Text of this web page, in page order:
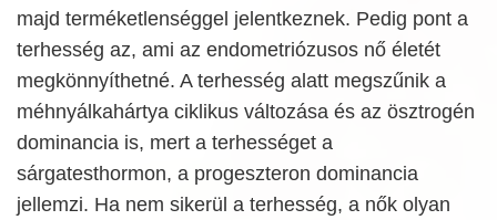
majd terméketlenséggel jelentkeznek. Pedig pont a
terhesség az, ami az endometriózusos nő életét
megkönnyíthetné. A terhesség alatt megszűnik a
méhnyálkahártya ciklikus változása és az ösztrogén
dominancia is, mert a terhességet a
sárgatesthormon, a progeszteron dominancia
jellemzi. Ha nem sikerül a terhesség, a nők olyan